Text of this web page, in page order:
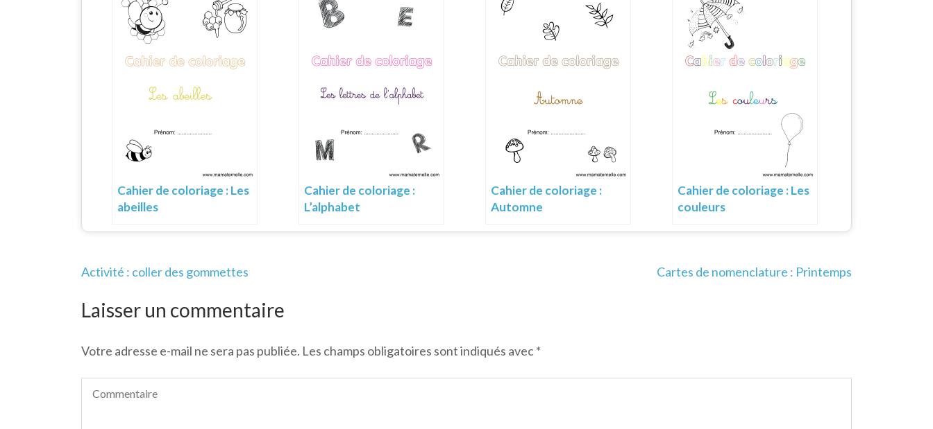
Cahier de coloriage : Les
abeilles
Cahier de coloriage :
L’alphabet
Cahier de coloriage :
Automne
Cahier de coloriage : Les
couleurs
Navigation
l’article
Activité : coller des gommettes Cartes de nomenclature : Printemps
Laisser un commentaire
Votre adresse e-mail ne sera pas publiée. Les champs obligatoires sont indiqués avec*